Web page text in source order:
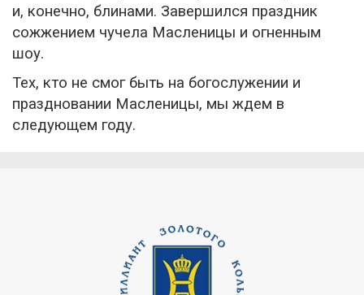
и, конечно, блинами. Завершился праздник
сожжением чучела Масленицы и огненным
шоу.
Тех, кто не смог быть на богослужении и
праздновании Масленицы, мы ждем в
следующем году.